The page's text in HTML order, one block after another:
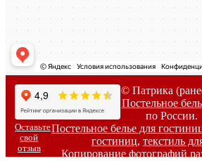
2007-
2026г. © Патрика
Коттон-Лайн) - Постельное
по России.
Постельное белье для
гостиниц, текстиль
Копирование фотографий
Оставьте
свой
отзыв